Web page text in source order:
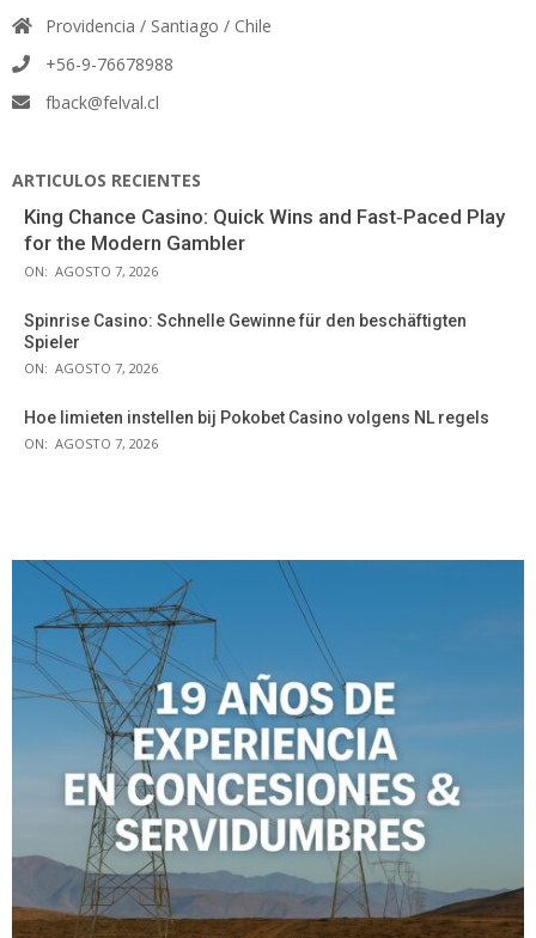
Providencia / Santiago / Chile
+56-9-76678988
fback@felval.cl
ARTICULOS RECIENTES
King Chance Casino: Quick Wins and Fast‑Paced Play
for the Modern Gambler
ON: AGOSTO 7, 2026
Spinrise Casino: Schnelle Gewinne für den beschäftigten
Spieler
ON: AGOSTO 7, 2026
Hoe limieten instellen bij Pokobet Casino volgens NL regels
ON: AGOSTO 7, 2026